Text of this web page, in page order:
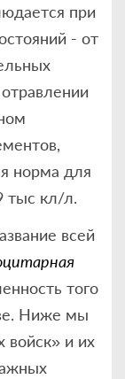
при
- от
норма для
тыс кл/л.
всей
того
Ниже мы
войск» и их